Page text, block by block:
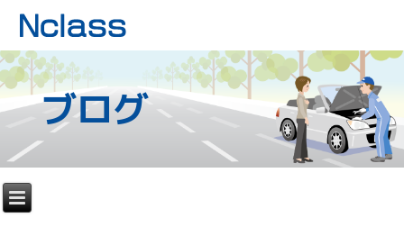
ブログ